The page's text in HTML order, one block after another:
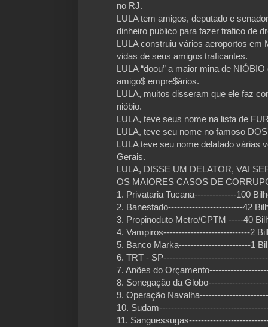
no RJ.
LULA tem amigos, deputado e
dinheiro publico para fazer trafico de
LULA construiu vários aeroportos em
vidas de seus amigos traficantes.
LULA “doou” a maior mina de
amigo$ empre$ários.
LULA, muitos disseram que ele faz
nióbio.
LULA, teve seus nome na lista de
LULA, teve seu nome no famoso
LULA teve seu nome delatado várias
Gerais.
LULA, DISSE UM DELATOR, VAI
OS MAIORES CASOS DE
1. Privataria Tucana--------------100
2. Banestado-------------------------42
3. Propinoduto Metro/CPTM -----40
4. Vampiros-----------------------------2
5. Banco Marka------------------------1
6. TRT -
7. Anões do
8. Sonegação da
9. Operação
10.
11.